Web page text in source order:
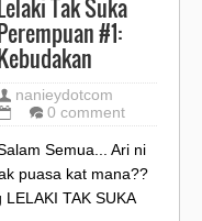
Tak Suka
#1:
nanieydotcom
0 comment
Semua... Ari ni
puasa kat mana??
TAK SUKA